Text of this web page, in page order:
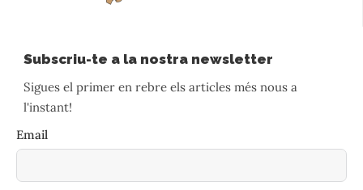
Subscriu-te a la nostra newsletter
Sigues el primer en rebre els articles més nous a
l'instant!
Email